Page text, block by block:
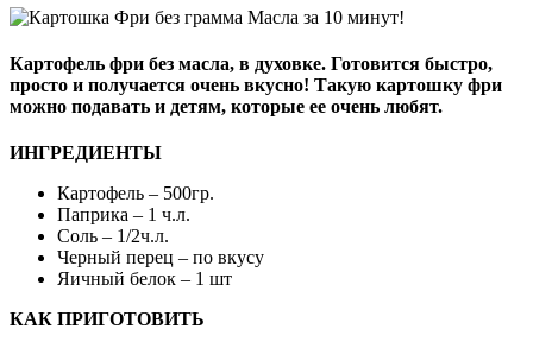
Картофель фри без масла, в духовке. Готовится быстро,
просто и получается очень вкусно! Такую картошку фри
можно подавать и детям, которые ее очень любят.
ИНГРЕДИЕНТЫ
Картофель – 500гр.
Паприка – 1 ч.л.
Соль – 1/2ч.л.
Черный перец – по вкусу
Яичный белок – 1 шт
КАК ПРИГОТОВИТЬ